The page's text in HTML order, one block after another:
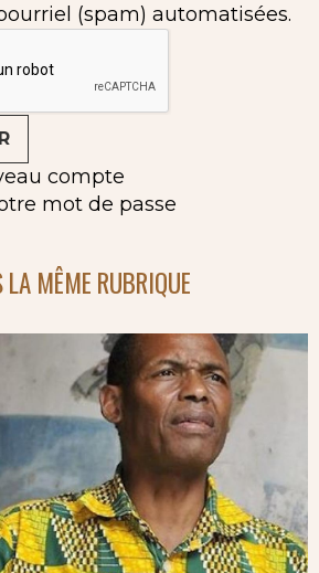
(spam) automatisées.
compte
mot de passe
LA MÊME RUBRIQUE